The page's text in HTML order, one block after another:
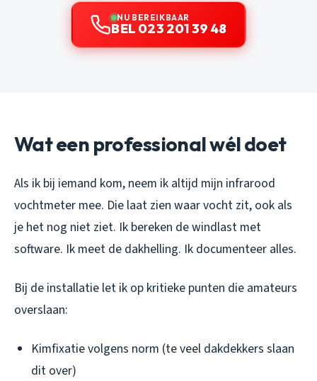
NU BEREIKBAAR
BEL 023 201 39 48
Wat een professional wél doet
Als ik bij iemand kom, neem ik altijd mijn infrarood
vochtmeter mee. Die laat zien waar vocht zit, ook als
je het nog niet ziet. Ik bereken de windlast met
software. Ik meet de dakhelling. Ik documenteer alles.
Bij de installatie let ik op kritieke punten die amateurs
overslaan:
Kimfixatie volgens norm (te veel dakdekkers slaan
dit over)